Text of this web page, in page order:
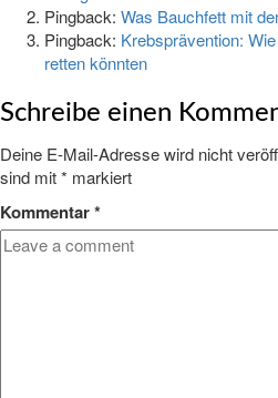
Pingback: Was Bauchfett mit
Pingback: Krebsprävention:
retten könnten
Schreibe einen
Deine E-Mail-Adresse wird nicht
sind mit* markiert
Kommentar*